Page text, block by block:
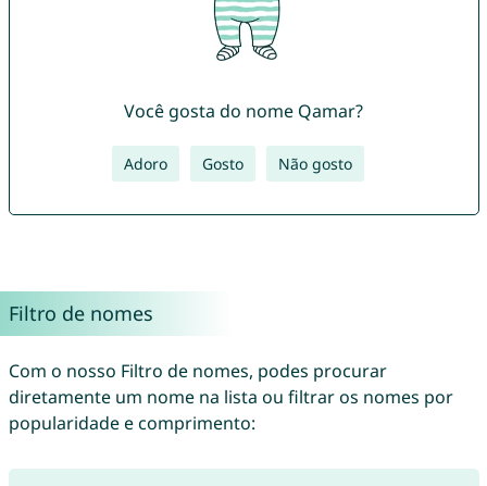
Você gosta do nome Qamar?
Adoro Gosto Não gosto
Filtro de nomes
Com o nosso Filtro de nomes, podes procurar
diretamente um nome na lista ou filtrar os nomes por
popularidade e comprimento: